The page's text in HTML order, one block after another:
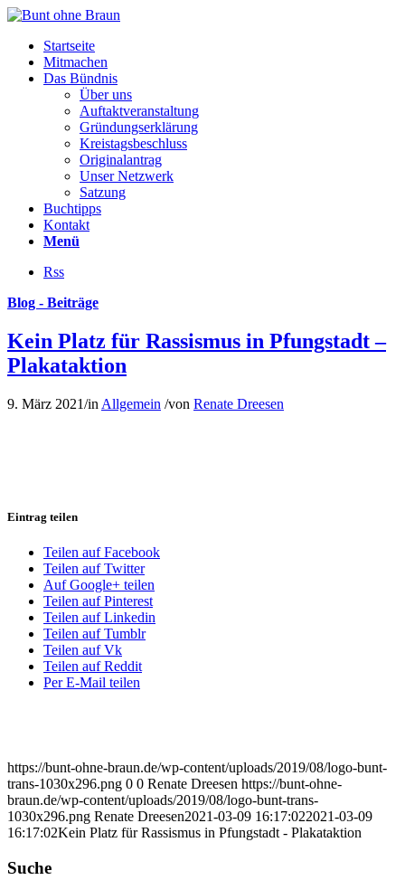
Startseite
Mitmachen
Das Bündnis
Über uns
Auftaktveranstaltung
Gründungserklärung
Kreistagsbeschluss
Originalantrag
Unser Netzwerk
Satzung
Buchtipps
Kontakt
Menü
Rss
Blog - Beiträge
Kein Platz für Rassismus in Pfungstadt –
Plakataktion
9. März 2021/in Allgemein /von Renate Dreesen
Eintrag teilen
Teilen auf Facebook
Teilen auf Twitter
Auf Google+ teilen
Teilen auf Pinterest
Teilen auf Linkedin
Teilen auf Tumblr
Teilen auf Vk
Teilen auf Reddit
Per E-Mail teilen
https://bunt-ohne-braun.de/wp-content/uploads/2019/08/logo-bunt-
trans-1030x296.png 0 0 Renate Dreesen https://bunt-ohne-
braun.de/wp-content/uploads/2019/08/logo-bunt-trans-
1030x296.png Renate Dreesen2021-03-09 16:17:022021-03-09
16:17:02Kein Platz für Rassismus in Pfungstadt - Plakataktion
Suche